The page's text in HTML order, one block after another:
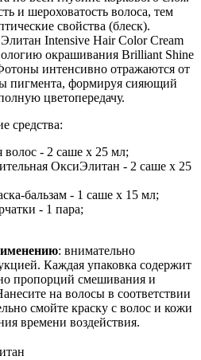
и шероховатость волоса, тем
свойства (блеск).
Intensive Hair Color Cream
окрашивания Brilliant Shine
интенсивно отражаются от
пигмента, формируя сияющий
цветопередачу.
средства:
волос - 2 саше х 25 мл;
ОксиЭлитан - 2 саше х 25
бальзам - 1 саше х 15 мл;
- 1 пара;
: внимательно
Каждая упаковка содержит
пропорций смешивания и
на волосы в соответствии
смойте краску с волос и кожи
времени воздействия.